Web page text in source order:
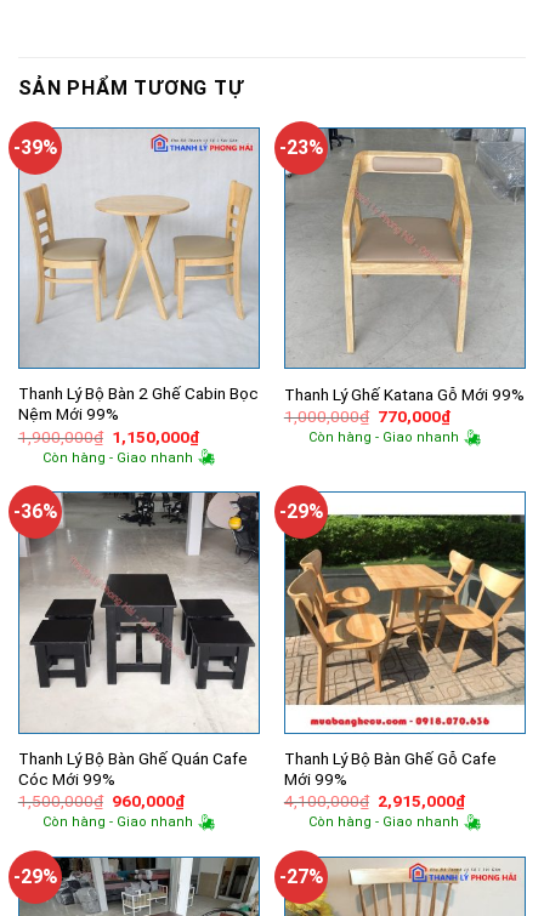
SẢN PHẨM TƯƠNG TỰ
-39%
Thanh Lý Bộ Bàn 2 Ghế Cabin Bọc
Nệm Mới 99%
1,900,000₫ Giá
gốc
là:
1,150,000₫Giá
hiện
tại
1,150,000₫.
Còn hàng - Giao nhanh
-23%
Thanh Lý Ghế Katana Gỗ Mới 99%
1,000,000₫ Giá
gốc
là:
770,000₫Giá
hiện
tại
Còn hàng - Giao nhanh
-36%
Thanh Lý Bộ Bàn Ghế Quán Cafe
Cóc Mới 99%
1,500,000₫ Giá
gốc
là:
960,000₫Giá
hiện
tại
960,000₫.
Còn hàng - Giao nhanh
-29%
Thanh Lý Bộ Bàn Ghế Gỗ Cafe
Mới 99%
4,100,000₫ Giá
gốc
là:
2,915,000₫Giá
hiện
tại
Còn hàng - Giao nhanh
-29% -27%